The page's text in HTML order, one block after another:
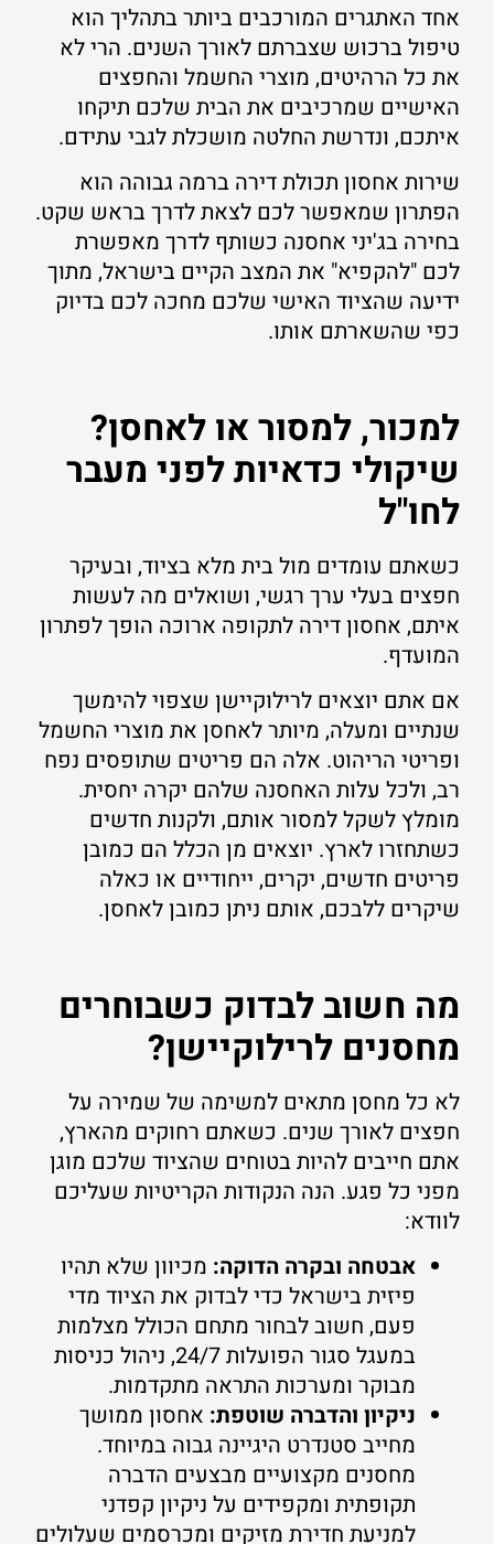
אחד האתגרים המורכבים ביותר בתהליך הוא
טיפול ברכוש שצברתם לאורך השנים. הרי לא
את כל הרהיטים, מוצרי החשמל והחפצים
האישיים שמרכיבים את הבית שלכם תיקחו
איתכם, ונדרשת החלטה מושכלת לגבי עתידם.
שירות אחסון תכולת דירה ברמה גבוהה הוא
הפתרון שמאפשר לכם לצאת לדרך בראש שקט.
בחירה בג'יני אחסנה כשותף לדרך מאפשרת
לכם "להקפיא" את המצב הקיים בישראל, מתוך
ידיעה שהציוד האישי שלכם מחכה לכם בדיוק
כפי שהשארתם אותו.
למכור, למסור או לאחסן?
שיקולי כדאיות לפני מעבר
לחו"ל
כשאתם עומדים מול בית מלא בציוד, ובעיקר
חפצים בעלי ערך רגשי, ושואלים מה לעשות
איתם, אחסון דירה לתקופה ארוכה הופך לפתרון
המועדף.
אם אתם יוצאים לרילוקיישן שצפוי להימשך
שנתיים ומעלה, מיותר לאחסן את מוצרי החשמל
ופריטי הריהוט. אלה הם פריטים שתופסים נפח
רב, ולכל עלות האחסנה שלהם יקרה יחסית.
מומלץ לשקל למסור אותם, ולקנות חדשים
כשתחזרו לארץ. יוצאים מן הכלל הם כמובן
פריטים חדשים, יקרים, ייחודיים או כאלה
שיקרים ללבכם, אותם ניתן כמובן לאחסן.
מה חשוב לבדוק כשבוחרים
מחסנים לרילוקיישן?
לא כל מחסן מתאים למשימה של שמירה על
חפצים לאורך שנים. כשאתם רחוקים מהארץ,
אתם חייבים להיות בטוחים שהציוד שלכם מוגן
מפני כל פגע. הנה הנקודות הקריטיות שעליכם
לוודא:
אבטחה ובקרה הדוקה: מכיוון שלא תהיו
פיזית בישראל כדי לבדוק את הציוד מדי
פעם, חשוב לבחור מתחם הכולל מצלמות
במעגל סגור הפועלות 24/7, ניהול כניסות
מבוקר ומערכות התראה מתקדמות.
ניקיון והדברה שוטפת: אחסון ממושך
מחייב סטנדרט היגיינה גבוה במיוחד.
מחסנים מקצועיים מבצעים הדברה
תקופתית ומקפידים על ניקיון קפדני
למניעת חדירת מזיקים ומכרסמים שעלולים